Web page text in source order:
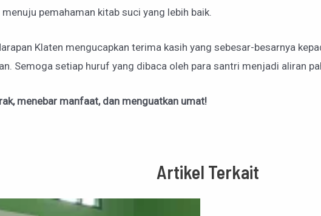
pemahaman kitab suci yang lebih baik.
Klaten mengucapkan terima kasih yang sebesar-besarnya
Semoga setiap huruf yang dibaca oleh para santri menjadi aliran
menebar manfaat, dan menguatkan umat!
Artikel Terkait